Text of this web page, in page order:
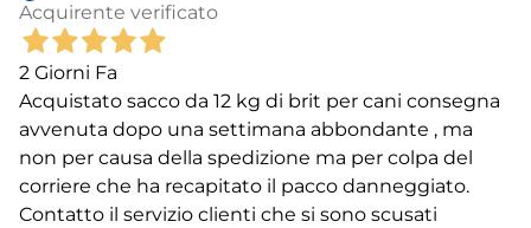
Acquirente verificato
2 Giorni Fa
Acquistato sacco da 12 kg di brit per cani consegna
avvenuta dopo una settimana abbondante , ma
non per causa della spedizione ma per colpa del
corriere che ha recapitato il pacco danneggiato.
Contatto il servizio clienti che si sono scusati